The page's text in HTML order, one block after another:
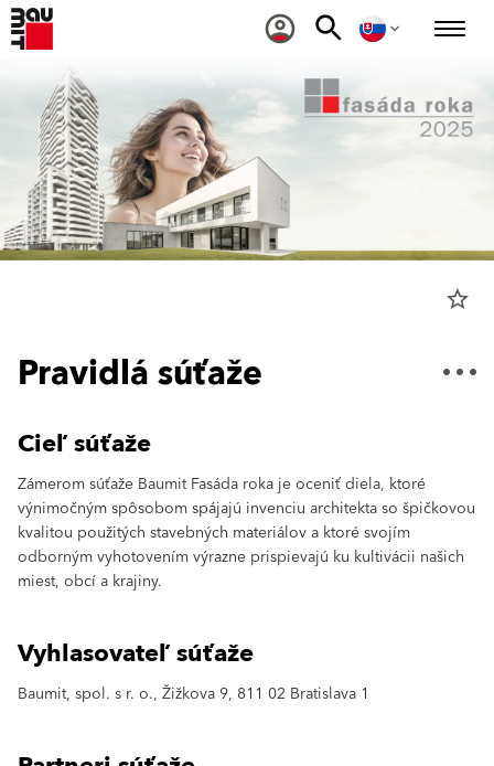
star_border
Pravidlá súťaže
Cieľ súťaže
Zámerom súťaže Baumit Fasáda roka je oceniť diela, ktoré
výnimočným spôsobom spájajú invenciu architekta so špičkovou
kvalitou použitých stavebných materiálov a ktoré svojím
odborným vyhotovením výrazne prispievajú ku kultivácii našich
miest, obcí a krajiny.
Vyhlasovateľ súťaže
Baumit, spol. s r. o., Žižkova 9, 811 02 Bratislava 1